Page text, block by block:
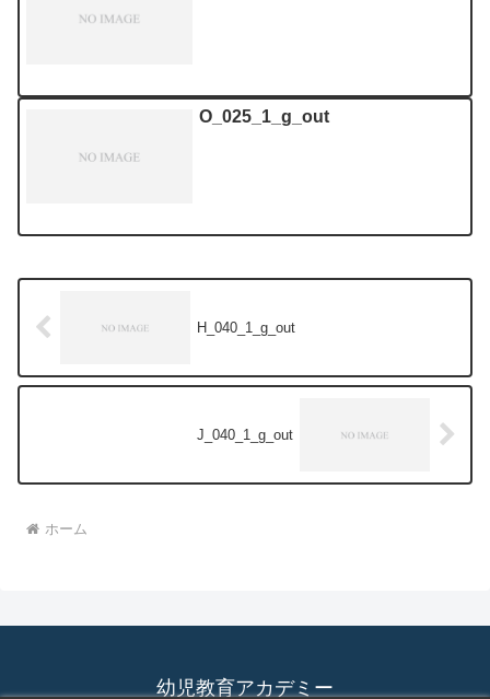
O_025_1_g_out
H_040_1_g_out
J_040_1_g_out
ホーム
幼児教育アカデミー